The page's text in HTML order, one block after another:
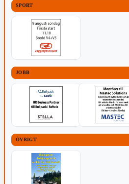
SPORT
JOBB
ÖVRIGT